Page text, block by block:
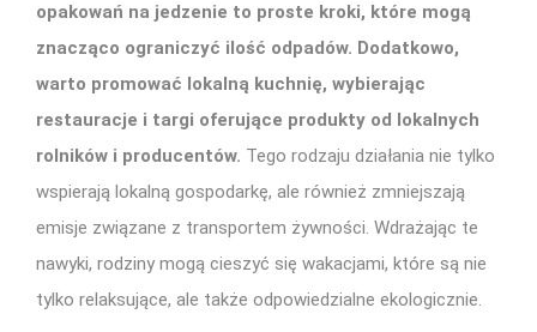
opakowań na jedzenie to proste kroki, które mogą
znacząco ograniczyć ilość odpadów. Dodatkowo,
warto promować lokalną kuchnię, wybierając
restauracje i targi oferujące produkty od lokalnych
rolników i producentów. Tego rodzaju działania nie tylko
wspierają lokalną gospodarkę, ale również zmniejszają
emisje związane z transportem żywności. Wdrażając te
nawyki, rodziny mogą cieszyć się wakacjami, które są nie
tylko relaksujące, ale także odpowiedzialne ekologicznie.